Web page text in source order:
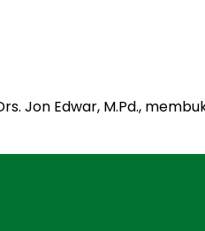
Jon Edwar, M.Pd.,